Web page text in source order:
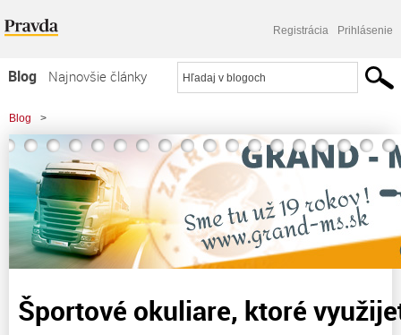
Registrácia Prihlásenie
Blog
Najnovšie články
Najčítanejšie články
Najkomentovanejšie články
Zoznam blogov
Komerčné blogy
Blog >
> Športové okuliare, ktoré využijete nielen pri cyklistike, ale i iných činnostiach.
Športové okuliare, ktoré